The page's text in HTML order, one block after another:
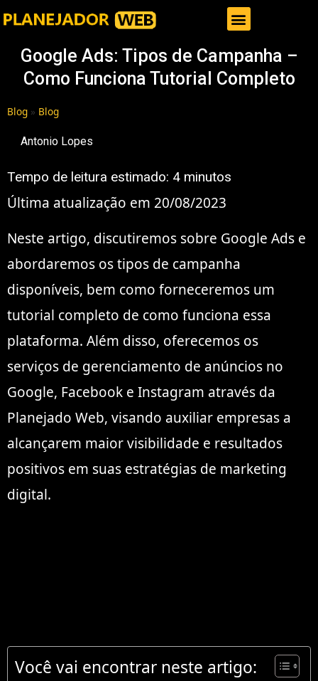
Google Ads: Tipos de Campanha –
Como Funciona Tutorial Completo
Blog » Blog
Antonio Lopes
Tempo de leitura estimado: 4 minutos
Última atualização em 20/08/2023
Neste artigo, discutiremos sobre Google Ads e
abordaremos os tipos de campanha
disponíveis, bem como forneceremos um
tutorial completo de como funciona essa
plataforma. Além disso, oferecemos os
serviços de gerenciamento de anúncios no
Google, Facebook e Instagram através da
Planejado Web, visando auxiliar empresas a
alcançarem maior visibilidade e resultados
positivos em suas estratégias de marketing
digital.
Você vai encontrar neste artigo: